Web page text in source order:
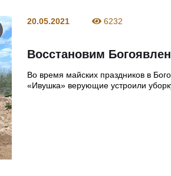
20.05.2021 6232
Восстановим
Во время майских праздников в
«Ивушка» верующие устроили